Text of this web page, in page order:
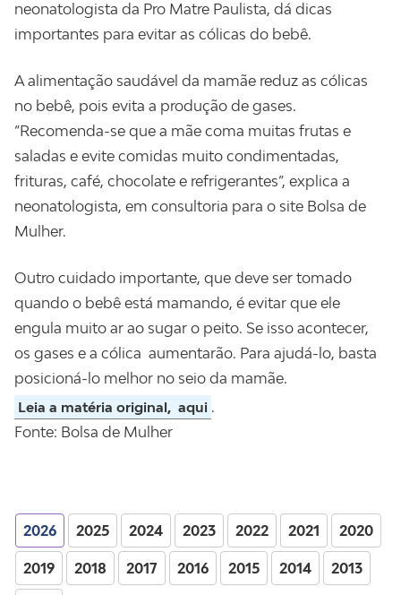
neonatologista da Pro Matre Paulista, dá dicas
importantes para evitar as cólicas do bebê.
A alimentação saudável da mamãe reduz as cólicas
no bebê, pois evita a produção de gases.
“Recomenda-se que a mãe coma muitas frutas e
saladas e evite comidas muito condimentadas,
frituras, café, chocolate e refrigerantes”, explica a
neonatologista, em consultoria para o site Bolsa de
Mulher.
Outro cuidado importante, que deve ser tomado
quando o bebê está mamando, é evitar que ele
engula muito ar ao sugar o peito. Se isso acontecer,
os gases e a cólica aumentarão. Para ajudá-lo, basta
posicioná-lo melhor no seio da mamãe.
Leia a matéria original, aqui .
Fonte: Bolsa de Mulher
2026 2025 2024 2023 2022 2021 2020
2019 2018 2017 2016 2015 2014 2013